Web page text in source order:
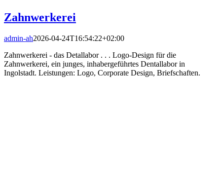
Zahnwerkerei
admin-ah2026-04-24T16:54:22+02:00
Zahnwerkerei - das Detallabor . . . Logo-Design für die
Zahnwerkerei, ein junges, inhabergeführtes Dentallabor in
Ingolstadt. Leistungen: Logo, Corporate Design, Briefschaften.